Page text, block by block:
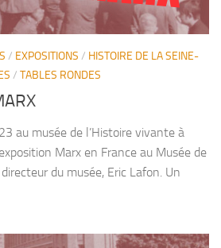
/ EXPOSITIONS / HISTOIRE DE LA SEINE-
/ TABLES RONDES
au musée de l’Histoire vivante à
Marx en France au Musée de
du musée, Eric Lafon. Un